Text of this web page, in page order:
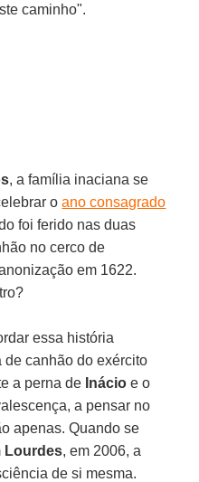
caminho".
, a família inaciana se
oano consagrado
foi ferido nas duas
no cerco de
em 1622.
essa história
canhão do exército
a perna de Inácio e o
a pensar no
apenas. Quando se
Lourdes, em 2006, a
de si mesma.